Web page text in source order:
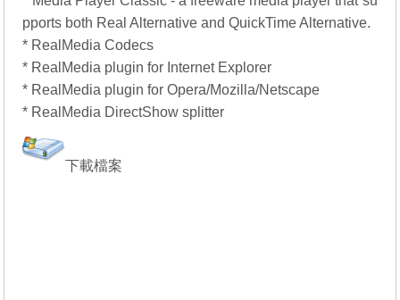
pports both Real Alternative and QuickTime Alternative.
* RealMedia Codecs
* RealMedia plugin for Internet Explorer
* RealMedia plugin for Opera/Mozilla/Netscape
* RealMedia DirectShow splitter
下載檔案